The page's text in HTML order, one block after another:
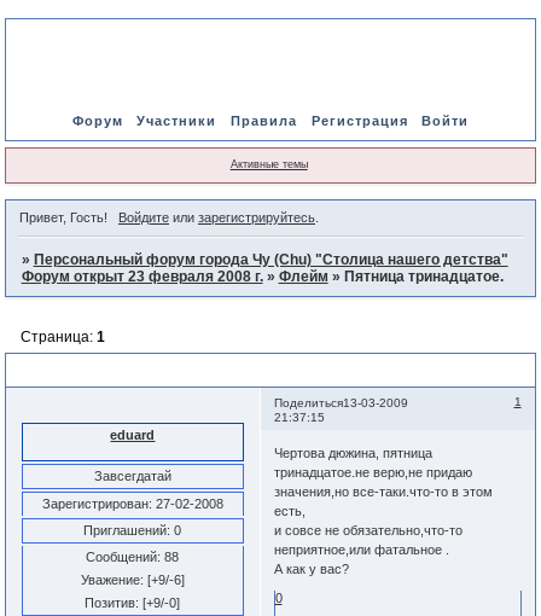
Форум Участники Правила Регистрация Войти
Активные темы
Привет, Гость! Войдитеили зарегистрируйтесь.
» Персональный форум города Чу (Chu) "Столица нашего детства"
Форум открыт 23 февраля 2008 г. » Флейм » Пятница тринадцатое.
Страница: 1
Поделиться 1
13-03-2009
21:37:15
eduard
Завсегдатай
Зарегистрирован: 27-02-2008
Приглашений: 0
Сообщений: 88
Уважение: [+9/-6]
Позитив: [+9/-0]
Чертова дюжина, пятница
тринадцатое.не верю,не придаю
значения,но все-таки.что-то в этом
есть,
и совсе не обязательно,что-то
неприятное,или фатальное .
А как у вас?
0